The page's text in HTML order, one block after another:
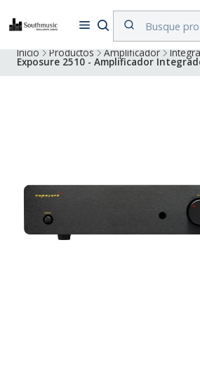
Despacho a todo Chile. Envíos gratuitos
compras superiores a $500.000
Inicio Productos Amplificador
Exposure 2510 - Amplificador